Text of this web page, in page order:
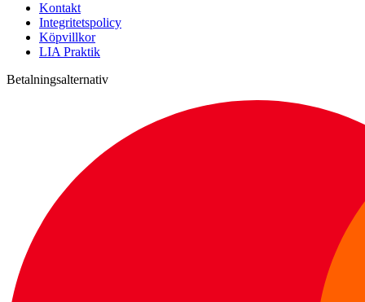
Kontakt
Integritetspolicy
Köpvillkor
LIA Praktik
Betalningsalternativ